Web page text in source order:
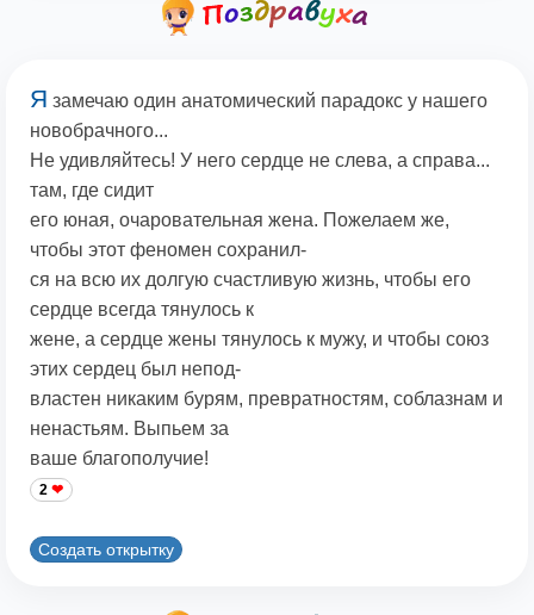
Я замечаю один анатомический парадокс у нашего
новобрачного...
Не удивляйтесь! У него сердце не слева, а справа...
там, где сидит
его юная, очаровательная жена. Пожелаем же,
чтобы этот феномен сохранил-
ся на всю их долгую счастливую жизнь, чтобы его
сердце всегда тянулось к
жене, а сердце жены тянулось к мужу, и чтобы союз
этих сердец был непод-
властен никаким бурям, превратностям, соблазнам и
ненастьям. Выпьем за
ваше благополучие!
2
Создать открытку